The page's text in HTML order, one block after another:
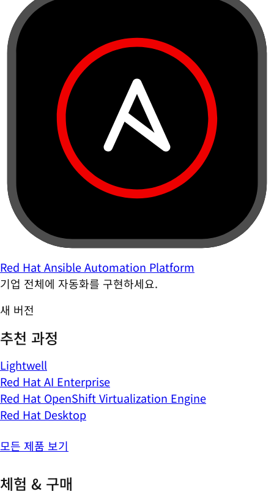
Red Hat Ansible Automation Platform
기업 전체에 자동화를 구현하세요.
새 버전
추천 과정
Lightwell
Red Hat AI Enterprise
Red Hat OpenShift Virtualization Engine
Red Hat Desktop
모든 제품 보기
체험 & 구매